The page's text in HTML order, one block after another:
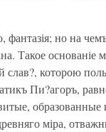
фантазія; но на
Такое основаніе
которою
Пи?агоръ,
міра,